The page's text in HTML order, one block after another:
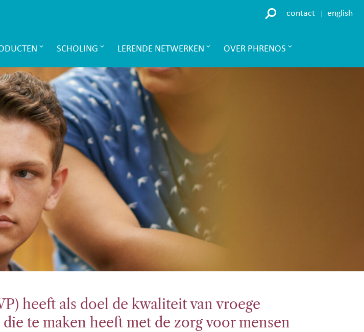
contact english
SCHOLING LERENDE NETWERKEN OVER PHRENOS
heeft als doel de kwaliteit van vroege
te maken heeft met de zorg voor mensen